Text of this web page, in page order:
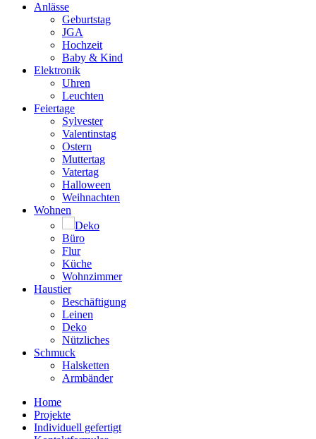
Anlässe
Geburtstag
JGA
Hochzeit
Baby & Kind
Elektronik
Uhren
Leuchten
Feiertage
Sylvester
Valentinstag
Ostern
Muttertag
Vatertag
Halloween
Weihnachten
Wohnen
Deko
Büro
Flur
Küche
Wohnzimmer
Haustier
Beschäftigung
Leinen
Deko
Nützliches
Schmuck
Halsketten
Armbänder
Home
Projekte
Individuell gefertigt